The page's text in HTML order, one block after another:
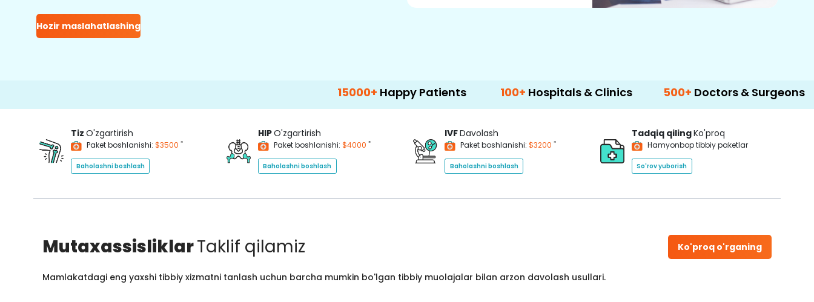
Hozir maslahatlashing
Happy Patients 100+ Hospitals & Clinics 500+ Doctors & Surgeons 14+
Tiz O'zgartirish
Paket boshlanishi: $3500 *
Baholashni boshlash
HIPO'zgartirish
Paket boshlanishi: $4000 *
Baholashni boshlash
IVFDavolash
Paket boshlanishi: $3200 *
Baholashni boshlash
Tadqiq qilingKo'proq
Hamyonbop tibbiy paketlar
So'rov yuborish
MutaxassisliklarTaklif qilamiz Ko'proq o'rganing
Mamlakatdagi eng yaxshi tibbiy xizmatni tanlash uchun barcha mumkin bo'lgan tibbiy muolajalar bilan arzon davolash usullari.